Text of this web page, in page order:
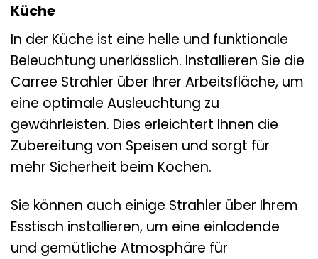
Küche
In der Küche ist eine helle und funktionale
Beleuchtung unerlässlich. Installieren Sie die
Carree Strahler über Ihrer Arbeitsfläche, um
eine optimale Ausleuchtung zu
gewährleisten. Dies erleichtert Ihnen die
Zubereitung von Speisen und sorgt für
mehr Sicherheit beim Kochen.
Sie können auch einige Strahler über Ihrem
Esstisch installieren, um eine einladende
und gemütliche Atmosphäre für